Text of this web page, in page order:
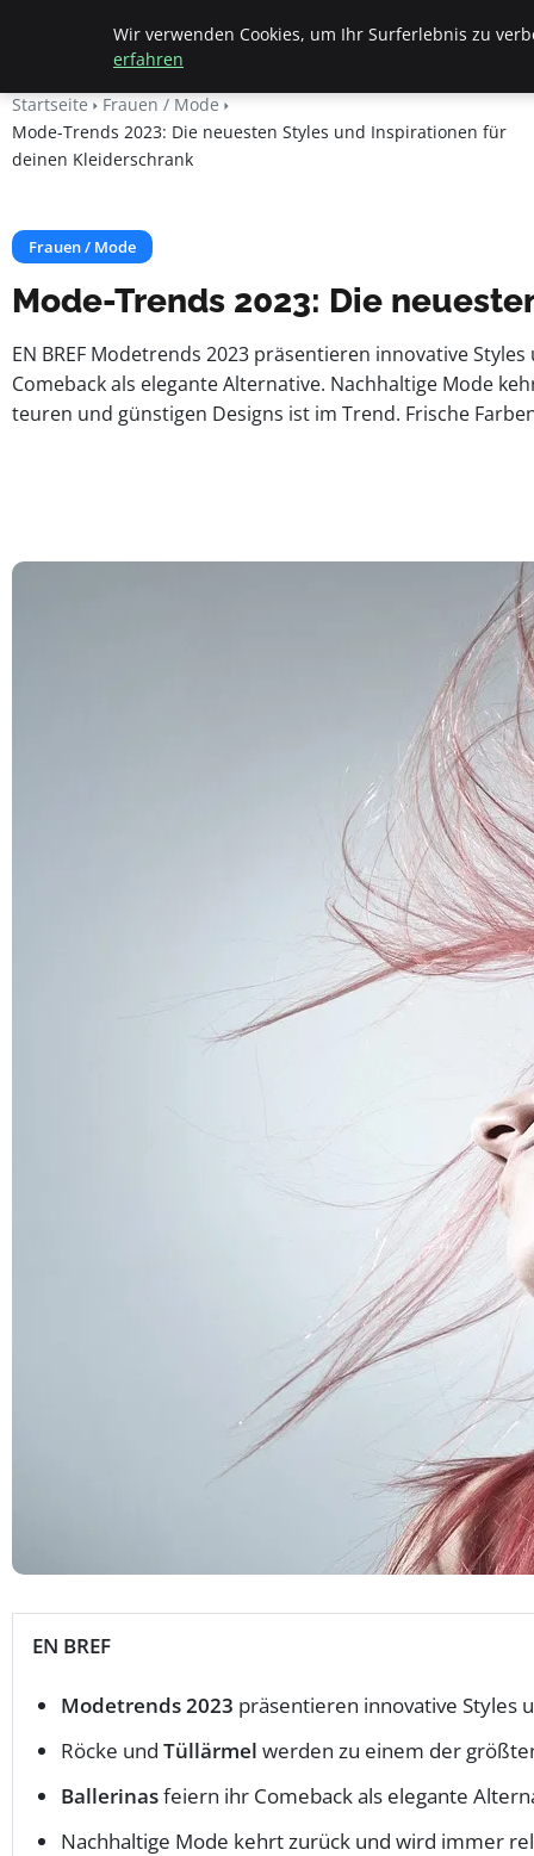
Apemania Shop
Startseite
Frauen / Mode
Mode-Trends 2023: Die neuesten Styles und Inspirationen für
deinen Kleiderschrank
Frauen / Mode
Mode-Trends 2023: Die
EN BREF Modetrends 2023 präsentieren innovative
Comeback als elegante Alternative. Nachhaltige Mode
teuren und günstigen Designs ist im Trend. Frische
EN BREF
Modetrends 2023 präsentieren innovative Styles
Röcke und Tüllärmel werden zu einem der
Ballerinasfeiern ihr Comeback als elegante
Nachhaltige Mode kehrt zurück und wird immer
Wir verwenden Cookies, um Ihr Surferlebnis zu
erfahren